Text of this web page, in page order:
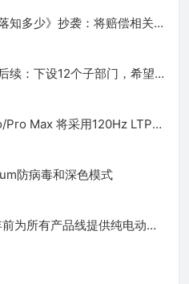
知多少》抄袭：将赔偿相关版
续：下设12个子部门，希望提
Max 将采用120Hz LTPO
防病毒和深色模式
为所有产品线提供纯电动版